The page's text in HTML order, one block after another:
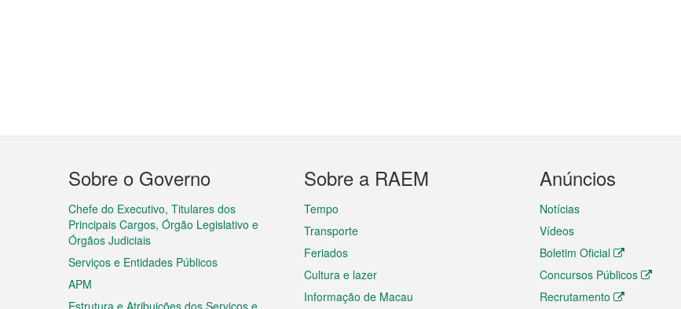
Menu
do
rodapé
Sobre o Governo
Chefe do Executivo, Titulares dos
Principais Cargos, Órgão Legislativo e
Órgãos Judiciais
Serviços e Entidades Públicos
APM
Estrutura e Atribuições dos Serviços e
Sobre a RAEM
Tempo
Transporte
Feriados
Cultura e lazer
Informação de Macau
Anúncios
Notícias
Vídeos
Boletim Oficial
Concursos Públicos
Recrutamento